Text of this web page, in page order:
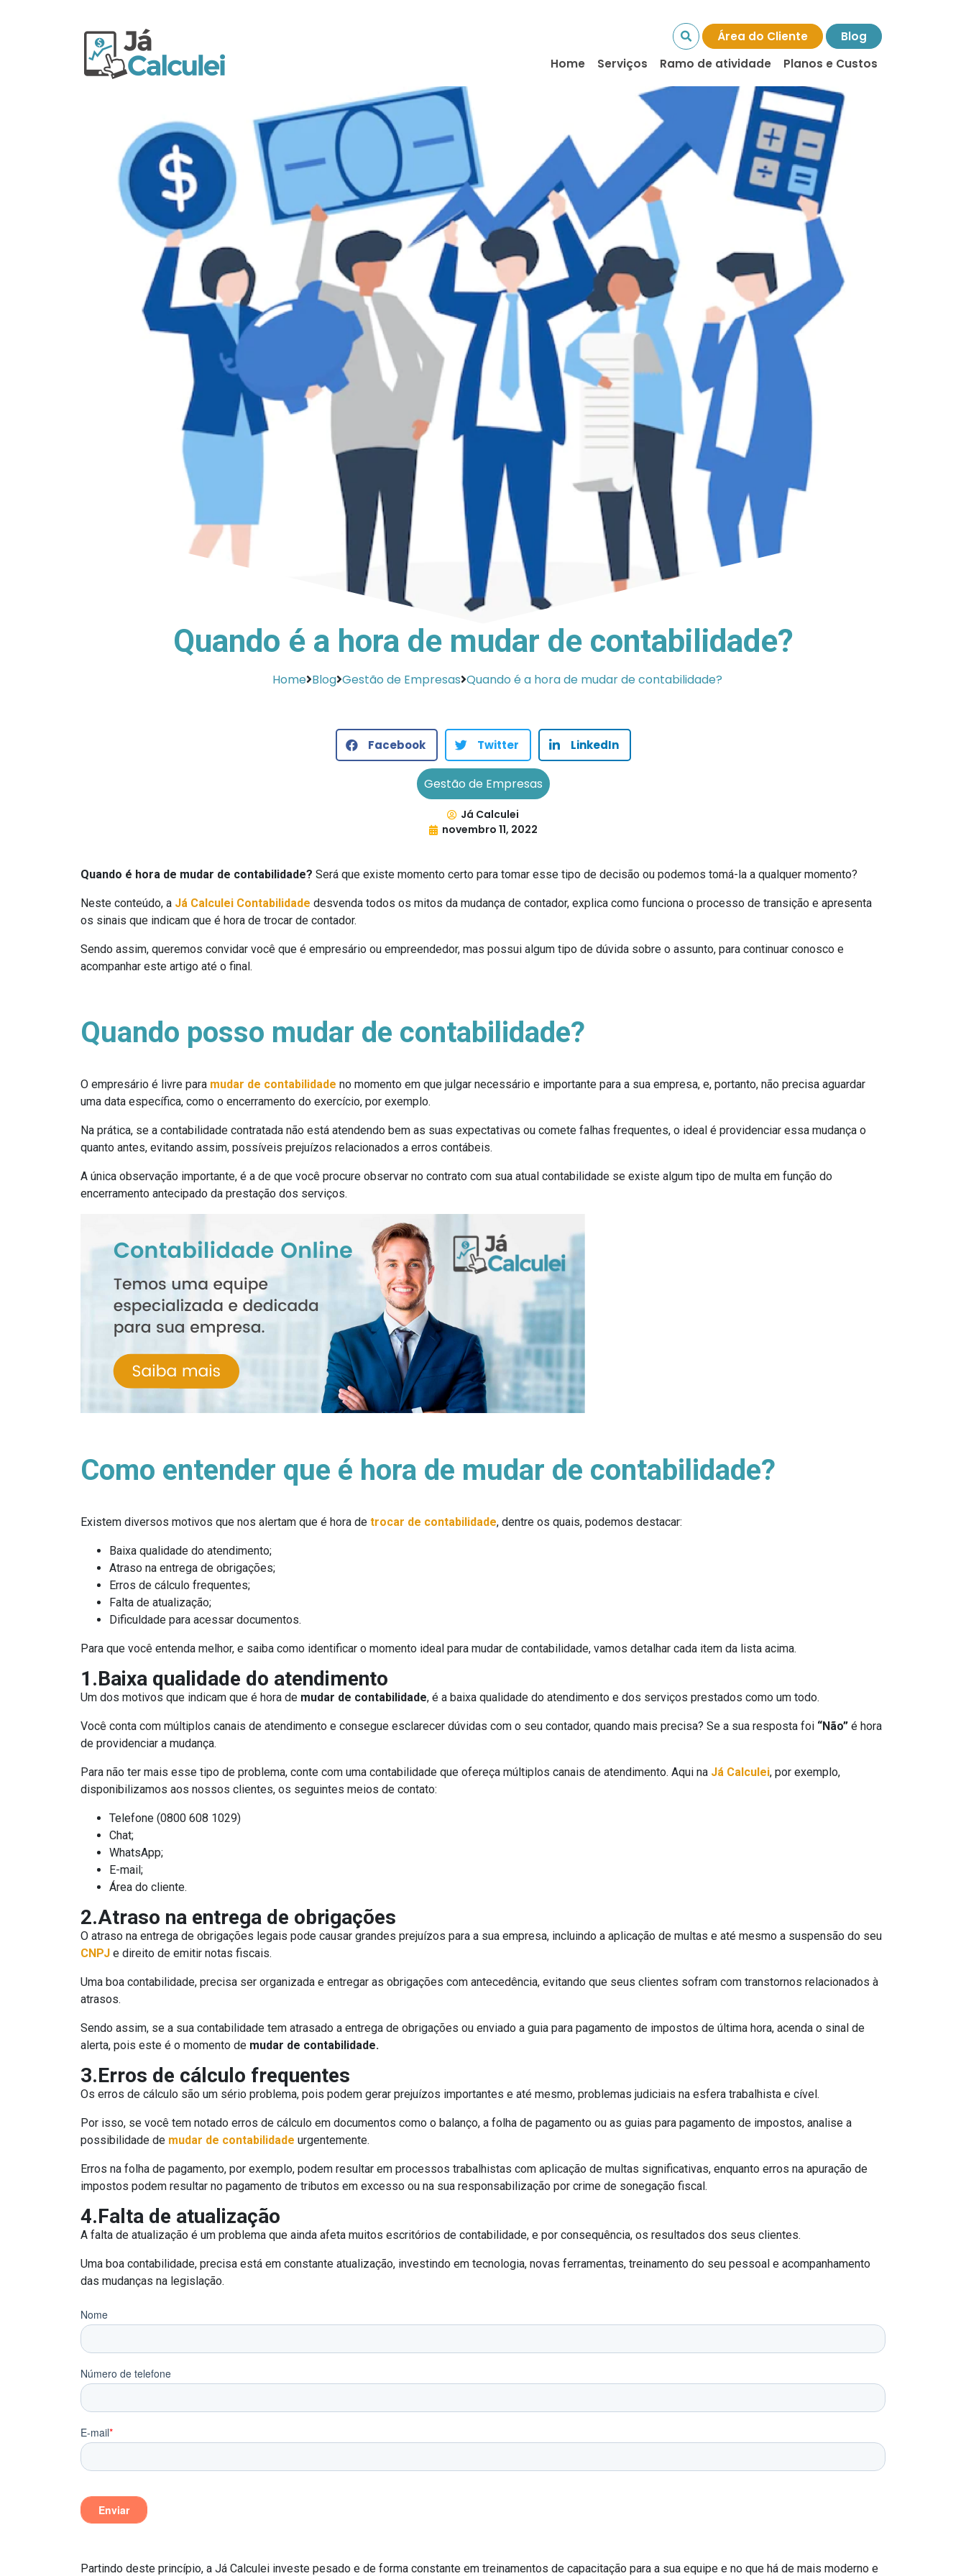
Área do Cliente
Blog
Home
Serviços Ramo de atividade Planos e Custos
Quando é a hora de mudar de contabilidade?
Home Blog Gestão de Empresas Quando é a hora de mudar de contabilidade?
Facebook Twitter LinkedIn
Gestão de Empresas
Já Calculei
novembro 11, 2022
Quando é hora de mudar de contabilidade? Será que existe momento certo para tomar esse tipo de decisão ou podemos tomá-la a qualquer momento?
Neste conteúdo, a Já Calculei Contabilidade desvenda todos os mitos da mudança de contador, explica como funciona o processo de transição e apresenta
os sinais que indicam que é hora de trocar de contador.
Sendo assim, queremos convidar você que é empresário ou empreendedor, mas possui algum tipo de dúvida sobre o assunto, para continuar conosco e
acompanhar este artigo até o final.
Quando posso mudar de contabilidade?
O empresário é livre para mudar de contabilidade no momento em que julgar necessário e importante para a sua empresa, e, portanto, não precisa aguardar
uma data específica, como o encerramento do exercício, por exemplo.
Na prática, se a contabilidade contratada não está atendendo bem as suas expectativas ou comete falhas frequentes, o ideal é providenciar essa mudança o
quanto antes, evitando assim, possíveis prejuízos relacionados a erros contábeis.
A única observação importante, é a de que você procure observar no contrato com sua atual contabilidade se existe algum tipo de multa em função do
encerramento antecipado da prestação dos serviços.
Como entender que é hora de mudar de contabilidade?
Existem diversos motivos que nos alertam que é hora de trocar de contabilidade, dentre os quais, podemos destacar:
Baixa qualidade do atendimento;
Atraso na entrega de obrigações;
Erros de cálculo frequentes;
Falta de atualização;
Dificuldade para acessar documentos.
Para que você entenda melhor, e saiba como identificar o momento ideal para mudar de contabilidade, vamos detalhar cada item da lista acima.
1.Baixa qualidade do atendimento
Um dos motivos que indicam que é hora de mudar de contabilidade, é a baixa qualidade do atendimento e dos serviços prestados como um todo.
Você conta com múltiplos canais de atendimento e consegue esclarecer dúvidas com o seu contador, quando mais precisa? Se a sua resposta foi “Não” é hora
de providenciar a mudança.
Para não ter mais esse tipo de problema, conte com uma contabilidade que ofereça múltiplos canais de atendimento. Aqui na Já Calculei, por exemplo,
disponibilizamos aos nossos clientes, os seguintes meios de contato:
Telefone (0800 608 1029)
Chat;
WhatsApp;
E-mail;
Área do cliente.
2.Atraso na entrega de obrigações
O atraso na entrega de obrigações legais pode causar grandes prejuízos para a sua empresa, incluindo a aplicação de multas e até mesmo a suspensão do seu
CNPJ e direito de emitir notas fiscais.
Uma boa contabilidade, precisa ser organizada e entregar as obrigações com antecedência, evitando que seus clientes sofram com transtornos relacionados à
atrasos.
Sendo assim, se a sua contabilidade tem atrasado a entrega de obrigações ou enviado a guia para pagamento de impostos de última hora, acenda o sinal de
alerta, pois este é o momento de mudar de contabilidade.
3.Erros de cálculo frequentes
Os erros de cálculo são um sério problema, pois podem gerar prejuízos importantes e até mesmo, problemas judiciais na esfera trabalhista e cível.
Por isso, se você tem notado erros de cálculo em documentos como o balanço, a folha de pagamento ou as guias para pagamento de impostos, analise a
possibilidade de mudar de contabilidade urgentemente.
Erros na folha de pagamento, por exemplo, podem resultar em processos trabalhistas com aplicação de multas significativas, enquanto erros na apuração de
impostos podem resultar no pagamento de tributos em excesso ou na sua responsabilização por crime de sonegação fiscal.
4.Falta de atualização
A falta de atualização é um problema que ainda afeta muitos escritórios de contabilidade, e por consequência, os resultados dos seus clientes.
Uma boa contabilidade, precisa está em constante atualização, investindo em tecnologia, novas ferramentas, treinamento do seu pessoal e acompanhamento
das mudanças na legislação.
Partindo deste princípio, a Já Calculei investe pesado e de forma constante em treinamentos de capacitação para a sua equipe e no que há de mais moderno e